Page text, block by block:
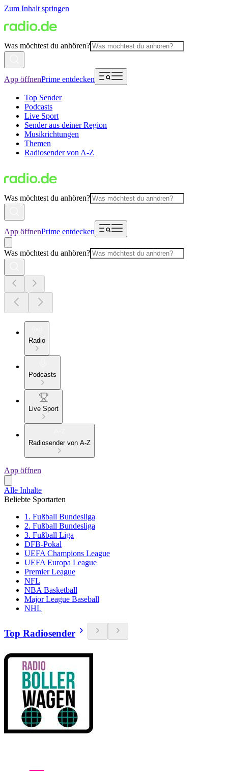
Zum Inhalt springen
Was möchtest du anhören?
App öffnenPrime entdecken
Top Sender
Podcasts
Live Sport
Sender aus deiner Region
Musikrichtungen
Themen
Radiosender von A-Z
Was möchtest du anhören?
App öffnenPrime entdecken
Was möchtest du anhören?
Radio
Podcasts
Live Sport
Radiosender von A-Z
App öffnen
Alle Inhalte
Beliebte Sportarten
1. Fußball Bundesliga
2. Fußball Bundesliga
3. Fußball Liga
DFB-Pokal
UEFA Champions League
UEFA Europa League
Premier League
NFL
NBA Basketball
Major League Baseball
NHL
Top Radiosender